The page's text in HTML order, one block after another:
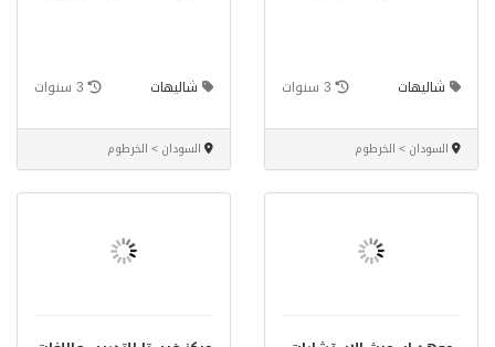
شاليهات 3 سنوات
السودان > الخرطوم
شاليهات 3 سنوات
السودان > الخرطوم